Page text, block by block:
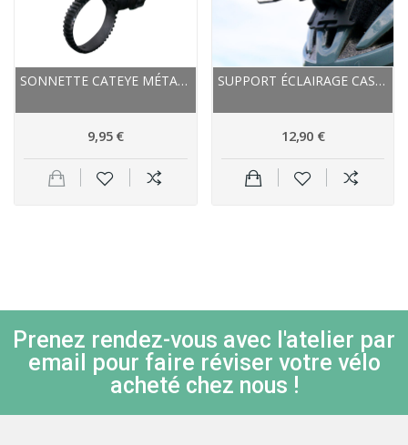
SONNETTE CATEYE MÉTAL PB 100 NOIR
9,95 €
SUPPORT ÉCLAIRAGE CASQUE - CATEYE - NOIR
12,90 €
Prenez rendez-vous avec l'atelier par
email pour faire réviser votre vélo
acheté chez nous !